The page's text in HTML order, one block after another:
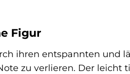
Figur
ihren entspannten und
zu verlieren. Der leicht